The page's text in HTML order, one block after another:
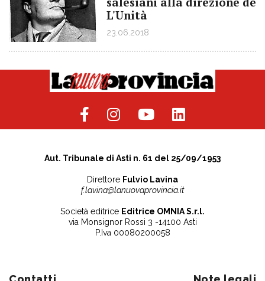
L'Unità
23.06.2018
Aut. Tribunale di Asti n. 61 del 25/09/1953
Direttore Fulvio Lavina
f.lavina@lanuovaprovincia.it
Società editrice Editrice OMNIA S.r.l.
via Monsignor Rossi 3 -14100 Asti
P.Iva 00080200058